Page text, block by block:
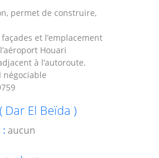
permet de construire,
et l’emplacement
Houari
à l’autoroute.
Dar El Beïda )
:aucun